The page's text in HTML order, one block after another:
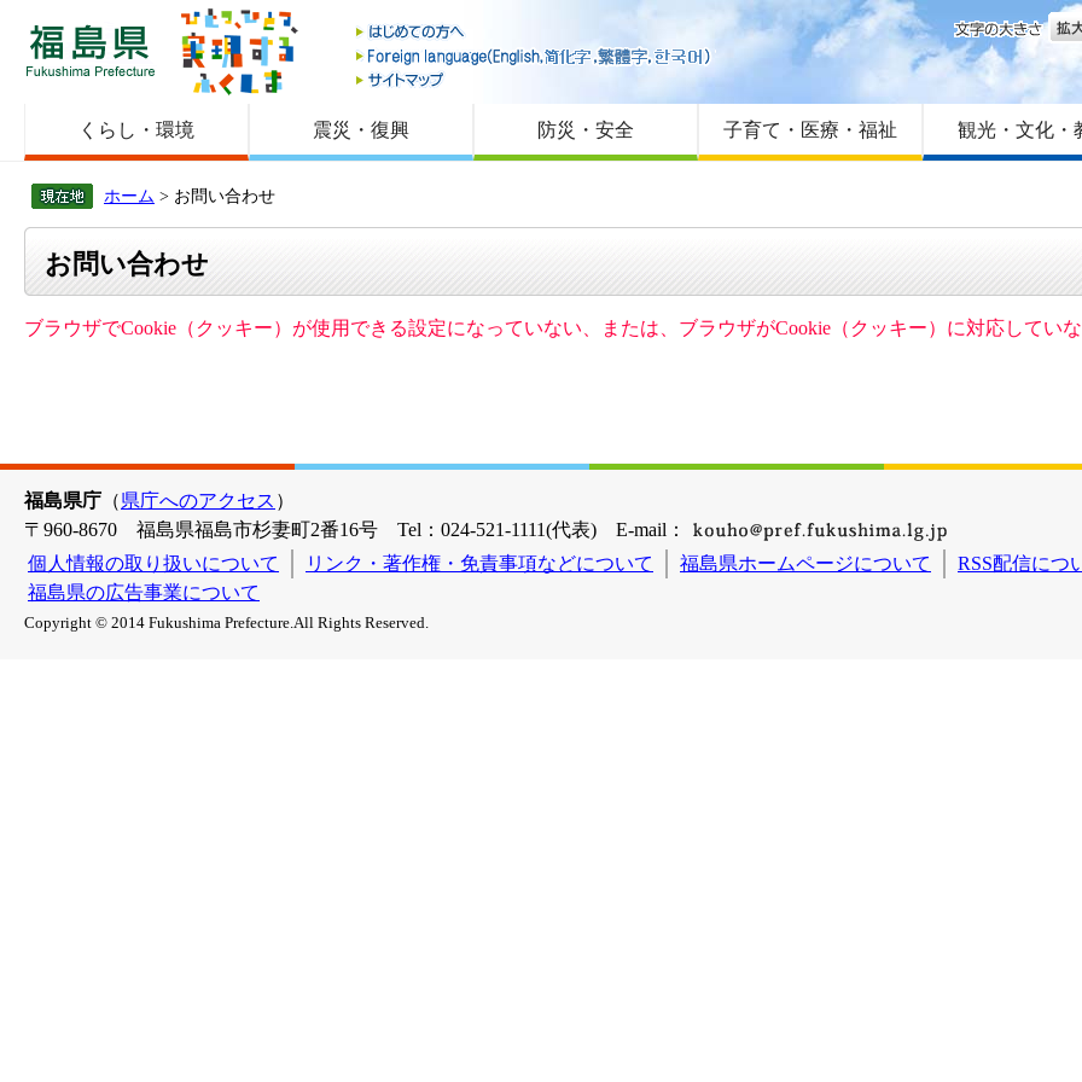
福島県
はじめての方へ
Foreign language
サイトマップ
文字
くらし・環境 震災・復興 防災・安全 子育て・医療・福祉 観光・文化・
ホーム > お問い合わせ
お問い合わせ
ブラウザでCookie（クッキー）が使用できる設定になっていない、または、ブラウザがCookie（クッキー）に対応してい
福島県庁 （県庁へのアクセス ）
〒960-8670 福島県福島市杉妻町2番16号 Tel：024-521-1111(代表) E-mail：
個人情報の取り扱いについて
リンク・著作権・免責事項などについて 福島県ホームページについて
RSS配信につ
福島県の広告事業について
Copyright © 2014 Fukushima Prefecture.All Rights Reserved.